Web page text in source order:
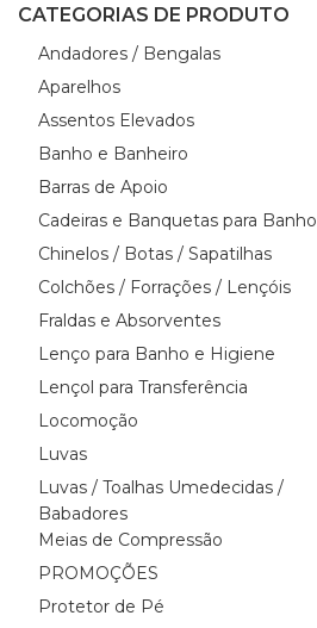
CATEGORIAS DE PRODUTO
Andadores / Bengalas
Aparelhos
Assentos Elevados
Banho e Banheiro
Barras de Apoio
Cadeiras e Banquetas para Banho
Chinelos / Botas / Sapatilhas
Colchões / Forrações / Lençóis
Fraldas e Absorventes
Lenço para Banho e Higiene
Lençol para Transferência
Locomoção
Luvas
Luvas / Toalhas Umedecidas /
Babadores
Meias de Compressão
PROMOÇÕES
Protetor de Pé